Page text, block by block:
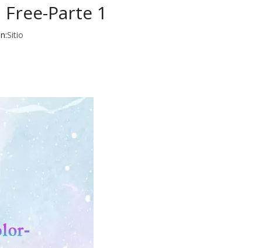
Parte 1
Sitio